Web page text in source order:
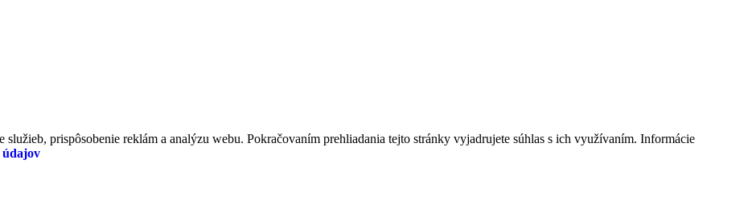
prispôsobenie reklám a analýzu webu. Pokračovaním prehliadania tejto stránky vyjadrujete súhlas s ich využívaním. Informácie
údajov